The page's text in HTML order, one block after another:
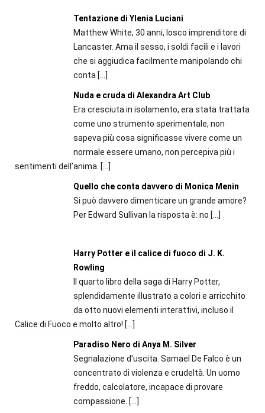
Tentazione di Ylenia Luciani
Matthew White, 30 anni, losco imprenditore di
Lancaster. Ama il sesso, i soldi facili e i lavori
che si aggiudica facilmente manipolando chi
conta […]
Nuda e cruda di Alexandra Art Club
Era cresciuta in isolamento, era stata trattata
come uno strumento sperimentale, non
sapeva più cosa significasse vivere come un
normale essere umano, non percepiva più i
sentimenti dell’anima. […]
Quello che conta davvero di Monica Menin
Si può davvero dimenticare un grande amore?
Per Edward Sullivan la risposta è: no […]
Harry Potter e il calice di fuoco di J. K.
Rowling
Il quarto libro della saga di Harry Potter,
splendidamente illustrato a colori e arricchito
da otto nuovi elementi interattivi, incluso il
Calice di Fuoco e molto altro! […]
Paradiso Nero di Anya M. Silver
Segnalazione d'uscita. Samael De Falco è un
concentrato di violenza e crudeltà. Un uomo
freddo, calcolatore, incapace di provare
compassione. […]